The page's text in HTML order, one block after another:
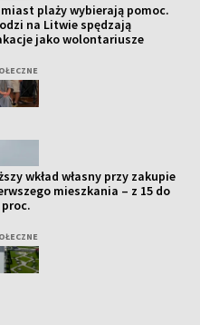
plaży wybierają pomoc.
na Litwie spędzają
jako wolontariusze
wkład własny przy zakupie
mieszkania – z 15 do
proc.